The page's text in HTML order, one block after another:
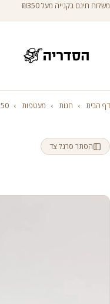
משלוח חינם בקנייה מעל ₪350
דף הבית › חנות › מעטפות › 50 מעטפות גוון טורקיז בהיר מידה 16*16 ס”מ 120 גרם
הסתר סרגל צד